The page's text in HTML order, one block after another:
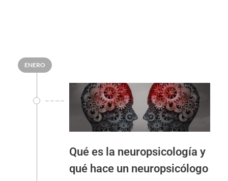
ENERO
Qué es la neuropsicología y
qué hace un neuropsicólogo